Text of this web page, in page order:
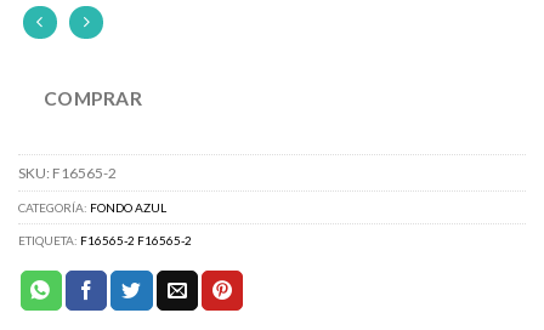
COMPRAR
SKU: F16565-2
CATEGORÍA: FONDO AZUL
ETIQUETA: F16565-2 F16565-2